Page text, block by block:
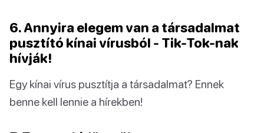
6. Annyira elegem van a társadalmat
pusztító kínai vírusból - Tik-Tok-nak
hívják!
Egy kínai vírus pusztítja a társadalmat? Ennek
benne kell lennie a hírekben!